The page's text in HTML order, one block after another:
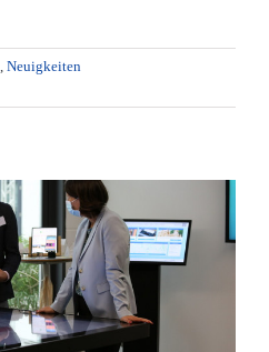
Neuigkeiten